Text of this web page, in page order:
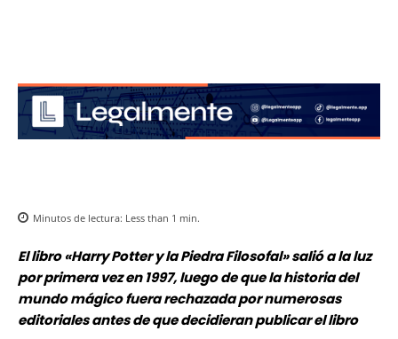
Minutos de lectura: Less than 1 min.
El libro «Harry Potter y la Piedra Filosofal» salió a la luz
por primera vez en 1997, luego de que la historia del
mundo mágico fuera rechazada por numerosas
editoriales antes de que decidieran publicar el libro